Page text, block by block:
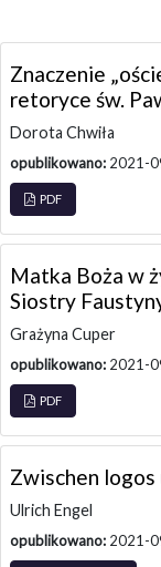
Znaczenie
retoryce św.
Dorota Chwiła
opublikowano: 2021-
PDF
Matka Boża w
Siostry
Grażyna Cuper
opublikowano: 2021-
PDF
Zwischen logos
Ulrich Engel
opublikowano: 2021-